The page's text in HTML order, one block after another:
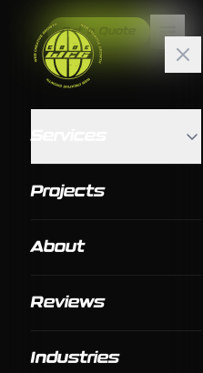
Get a Quote
Projects
About
Reviews
Industries